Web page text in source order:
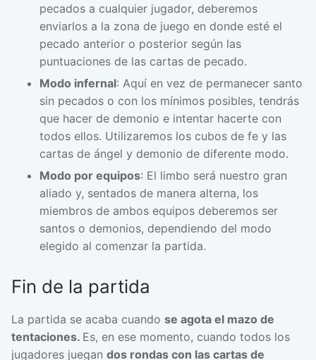
pecados a cualquier jugador, deberemos
enviarlos a la zona de juego en donde esté el
pecado anterior o posterior según las
puntuaciones de las cartas de pecado.
Modo infernal: Aquí en vez de permanecer santo
sin pecados o con los mínimos posibles, tendrás
que hacer de demonio e intentar hacerte con
todos ellos. Utilizaremos los cubos de fe y las
cartas de ángel y demonio de diferente modo.
Modo por equipos: El limbo será nuestro gran
aliado y, sentados de manera alterna, los
miembros de ambos equipos deberemos ser
santos o demonios, dependiendo del modo
elegido al comenzar la partida.
Fin de la partida
La partida se acaba cuando se agota el mazo de
tentaciones. Es, en ese momento, cuando todos los
jugadores juegan dos rondas con las cartas de